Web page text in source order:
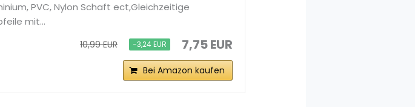
PVC, Nylon Schaft ect,Gleichzeitige
mit...
10,99 EUR −3,24 EUR 7,75 EUR
Bei Amazon kaufen